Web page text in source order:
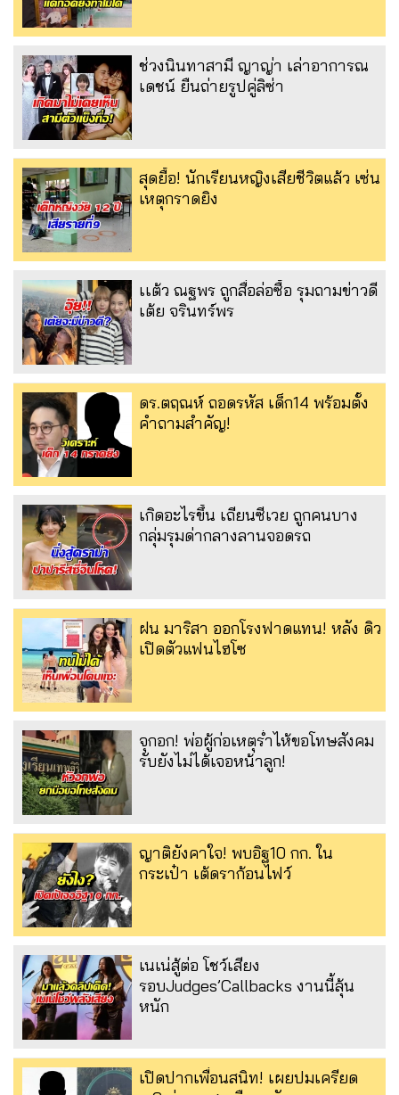
ช่วงนินทาสามี ญาญ่า เล่าอาการณ
เดชน์ ยืนถ่ายรูปคู่ลิซ่า
สุดยื้อ! นักเรียนหญิงเสียชีวิตแล้ว เซ่น
เหตุกราดยิง
เเต้ว ณฐพร ถูกสื่อล่อซื้อ รุมถามข่าวดี
เต้ย จรินทร์พร
ดร.ตฤณห์ ถอดรหัส เด็ก14 พร้อมตั้ง
คำถามสำคัญ!
เกิดอะไรขึ้น เถียนซีเวย ถูกคนบาง
กลุ่มรุมด่ากลางลานจอดรถ
ฝน มาริสา ออกโรงฟาดแทน! หลัง ดิว
เปิดตัวแฟนไฮโซ
จุกอก! พ่อผู้ก่อเหตุร่ำไห้ขอโทษสังคม
รับยังไม่ได้เจอหน้าลูก!
ญาติยังคาใจ! พบอิฐ10 กก. ใน
กระเป๋า เต้ดราก้อนไฟว์
เนเน่สู้ต่อ โชว์เสียง
รอบJudges’Callbacks งานนี้ลุ้น
หนัก
เปิดปากเพื่อนสนิท! เผยปมเครียด